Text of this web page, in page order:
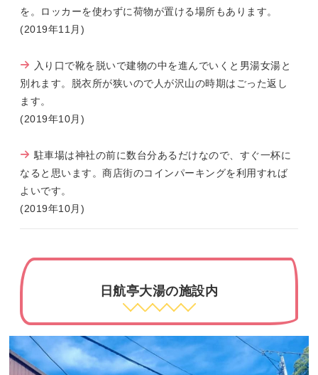
を。ロッカーを使わずに荷物が置ける場所もあります。
(2019年11月)
入り口で靴を脱いで建物の中を進んでいくと男湯女湯と
別れます。脱衣所が狭いので人が沢山の時期はごった返し
ます。
(2019年10月)
駐車場は神社の前に数台分あるだけなので、すぐ一杯に
なると思います。商店街のコインパーキングを利用すれば
よいです。
(2019年10月)
日航亭大湯の施設内